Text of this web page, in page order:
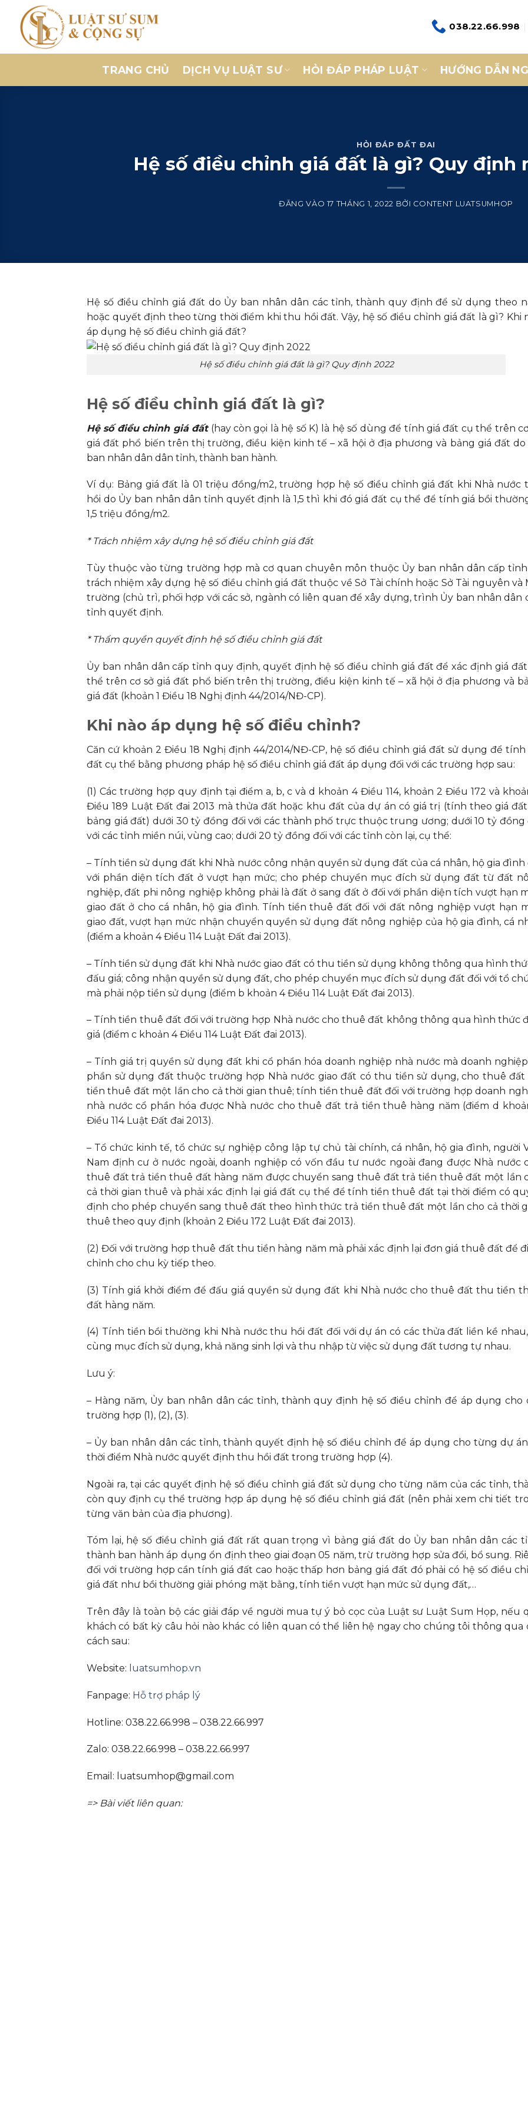
dung
038.22.66.998
TRANG CHỦ DỊCH VỤ LUẬT SƯ HỎI ĐÁP PHÁP LUẬT HƯỚNG DẪN
HỎI ĐÁP ĐẤT ĐAI
Hệ số điều chỉnh giá đất là gì? Quy định
ĐĂNG VÀO 17 THÁNG 1, 2022 BỞI CONTENT LUATSUMHOP
Hệ số điều chỉnh giá đất do Ủy ban nhân dân các tỉnh, thành quy định để sử dụng theo
hoặc quyết định theo từng thời điểm khi thu hồi đất. Vậy, hệ số điều chỉnh giá đất là gì? Khi
áp dụng hệ số điều chỉnh giá đất?
Hệ số điều chỉnh giá đất là gì? Quy định 2022
Hệ số điều chỉnh giá đất là gì?
Hệ số điều chỉnh giá đất(hay còn gọi là hệ số K) là hệ số dùng để tính giá đất cụ thể trên
giá đất phổ biến trên thị trường, điều kiện kinh tế – xã hội ở địa phương và bảng giá đất do
ban nhân dân dân tỉnh, thành ban hành.
Ví dụ: Bảng giá đất là 01 triệu đồng/m2, trường hợp hệ số điều chỉnh giá đất khi Nhà nước
hồi do Ủy ban nhân dân tỉnh quyết định là 1,5 thì khi đó giá đất cụ thể để tính giá bồi
1,5 triệu đồng/m2.
* Trách nhiệm xây dựng hệ số điều chỉnh giá đất
Tùy thuộc vào từng trường hợp mà cơ quan chuyên môn thuộc Ủy ban nhân dân cấp
trách nhiệm xây dựng hệ số điều chỉnh giá đất thuộc về Sở Tài chính hoặc Sở Tài nguyên và
trường (chủ trì, phối hợp với các sở, ngành có liên quan để xây dựng, trình Ủy ban nhân dân
tỉnh quyết định.
* Thẩm quyền quyết định hệ số điều chỉnh giá đất
Ủy ban nhân dân cấp tỉnh quy định, quyết định hệ số điều chỉnh giá đất để xác định giá
thể trên cơ sở giá đất phổ biến trên thị trường, điều kiện kinh tế – xã hội ở địa phương và
giá đất (khoản 1 Điều 18 Nghị định 44/2014/NĐ-CP).
Khi nào áp dụng hệ số điều chỉnh?
Căn cứ khoản 2 Điều 18 Nghị định 44/2014/NĐ-CP, hệ số điều chỉnh giá đất sử dụng để tính
đất cụ thể bằng phương pháp hệ số điều chỉnh giá đất áp dụng đối với các trường hợp sau:
(1) Các trường hợp quy định tại điểm a, b, c và d khoản 4 Điều 114, khoản 2 Điều 172 và
Điều 189 Luật Đất đai 2013 mà thửa đất hoặc khu đất của dự án có giá trị (tính theo giá
bảng giá đất) dưới 30 tỷ đồng đối với các thành phố trực thuộc trung ương; dưới 10 tỷ đồng
với các tỉnh miền núi, vùng cao; dưới 20 tỷ đồng đối với các tỉnh còn lại, cụ thể:
– Tính tiền sử dụng đất khi Nhà nước công nhận quyền sử dụng đất của cá nhân, hộ gia đình
với phần diện tích đất ở vượt hạn mức; cho phép chuyển mục đích sử dụng đất từ đất
nghiệp, đất phi nông nghiệp không phải là đất ở sang đất ở đối với phần diện tích vượt hạn
giao đất ở cho cá nhân, hộ gia đình. Tính tiền thuê đất đối với đất nông nghiệp vượt hạn
giao đất, vượt hạn mức nhận chuyển quyền sử dụng đất nông nghiệp của hộ gia đình, cá
(điểm a khoản 4 Điều 114 Luật Đất đai 2013).
– Tính tiền sử dụng đất khi Nhà nước giao đất có thu tiền sử dụng không thông qua hình
đấu giá; công nhận quyền sử dụng đất, cho phép chuyển mục đích sử dụng đất đối với tổ
mà phải nộp tiền sử dụng (điểm b khoản 4 Điều 114 Luật Đất đai 2013).
– Tính tiền thuê đất đối với trường hợp Nhà nước cho thuê đất không thông qua hình thức
giá (điểm c khoản 4 Điều 114 Luật Đất đai 2013).
– Tính giá trị quyền sử dụng đất khi cổ phần hóa doanh nghiệp nhà nước mà doanh
phần sử dụng đất thuộc trường hợp Nhà nước giao đất có thu tiền sử dụng, cho thuê đất
tiền thuê đất một lần cho cả thời gian thuê; tính tiền thuê đất đối với trường hợp doanh
nhà nước cổ phần hóa được Nhà nước cho thuê đất trả tiền thuê hàng năm (điểm d
Điều 114 Luật Đất đai 2013).
– Tổ chức kinh tế, tổ chức sự nghiệp công lập tự chủ tài chính, cá nhân, hộ gia đình, người
Nam định cư ở nước ngoài, doanh nghiệp có vốn đầu tư nước ngoài đang được Nhà nước
thuê đất trả tiền thuê đất hàng năm được chuyển sang thuê đất trả tiền thuê đất một lần
cả thời gian thuê và phải xác định lại giá đất cụ thể để tính tiền thuê đất tại thời điểm có
định cho phép chuyển sang thuê đất theo hình thức trả tiền thuê đất một lần cho cả thời
thuê theo quy định (khoản 2 Điều 172 Luật Đất đai 2013).
(2) Đối với trường hợp thuê đất thu tiền hàng năm mà phải xác định lại đơn giá thuê đất để
chỉnh cho chu kỳ tiếp theo.
(3) Tính giá khởi điểm để đấu giá quyền sử dụng đất khi Nhà nước cho thuê đất thu tiền
đất hàng năm.
(4) Tính tiền bồi thường khi Nhà nước thu hồi đất đối với dự án có các thửa đất liền kề
cùng mục đích sử dụng, khả năng sinh lợi và thu nhập từ việc sử dụng đất tương tự nhau.
Lưu ý:
– Hàng năm, Ủy ban nhân dân các tỉnh, thành quy định hệ số điều chỉnh để áp dụng cho
trường hợp (1), (2), (3).
– Ủy ban nhân dân các tỉnh, thành quyết định hệ số điều chỉnh để áp dụng cho từng dự
thời điểm Nhà nước quyết định thu hồi đất trong trường hợp (4).
Ngoài ra, tại các quyết định hệ số điều chỉnh giá đất sử dụng cho từng năm của các tỉnh,
còn quy định cụ thể trường hợp áp dụng hệ số điều chỉnh giá đất (nên phải xem chi tiết
từng văn bản của địa phương).
Tóm lại, hệ số điều chỉnh giá đất rất quan trọng vì bảng giá đất do Ủy ban nhân dân các
thành ban hành áp dụng ổn định theo giai đoạn 05 năm, trừ trường hợp sửa đổi, bổ sung.
đối với trường hợp cần tính giá đất cao hoặc thấp hơn bảng giá đất đó phải có hệ số điều
giá đất như bồi thường giải phóng mặt bằng, tính tiền vượt hạn mức sử dụng đất,…
Trên đây là toàn bộ các giải đáp về người mua tự ý bỏ cọc của Luật sư Luật Sum Họp, nếu
khách có bất kỳ câu hỏi nào khác có liên quan có thể liên hệ ngay cho chúng tôi thông qua
cách sau:
Website: luatsumhop.vn
Fanpage: Hỗ trợ pháp lý
Hotline: 038.22.66.998 – 038.22.66.997
Zalo: 038.22.66.998 – 038.22.66.997
Email: luatsumhop@gmail.com
=> Bài viết liên quan: